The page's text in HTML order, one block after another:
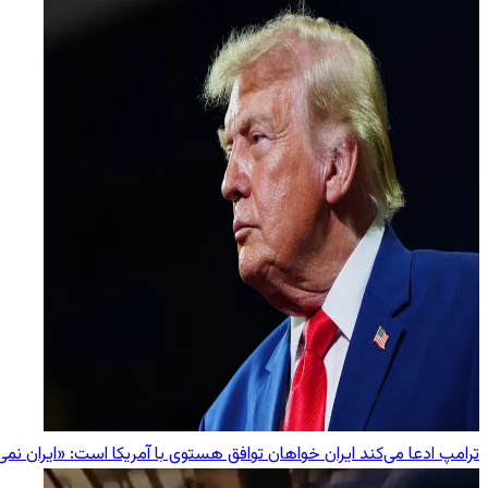
ترامپ ادعا می‌کند ایران خواهان توافق هستوی با آمریکا است: «ایران